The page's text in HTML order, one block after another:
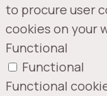
to procure user
cookies on your
Functional
Functional
Functional